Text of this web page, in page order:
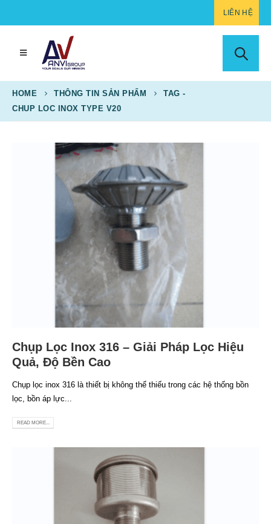
LIÊN HỆ
HOME THÔNG TIN SẢN PHẨM
TAG -
CHUP LOC INOX TYPE V20
Chụp Lọc Inox 316 – Giải Pháp Lọc Hiệu
Quả, Độ Bền Cao
Chụp lọc inox 316 là thiết bị không thể thiếu trong các hệ thống bồn
lọc, bồn áp lực...
READ MORE...